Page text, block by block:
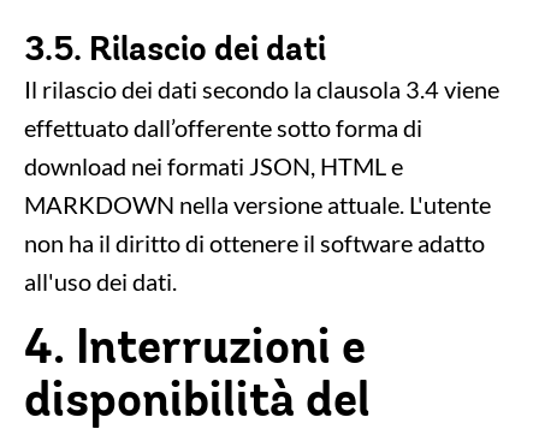
3.5. Rilascio dei dati
Il rilascio dei dati secondo la clausola 3.4 viene
effettuato dall’offerente sotto forma di
download nei formati JSON, HTML e
MARKDOWN nella versione attuale. L'utente
non ha il diritto di ottenere il software adatto
all'uso dei dati.
4. Interruzioni e
disponibilità del